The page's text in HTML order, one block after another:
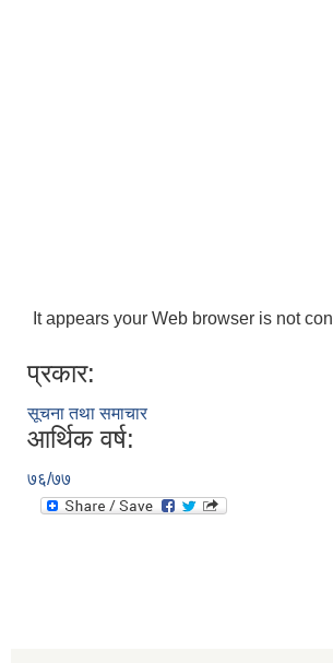
It appears your Web browser is not
प्रकार:
सूचना तथा समाचार
आर्थिक वर्ष:
७६/७७